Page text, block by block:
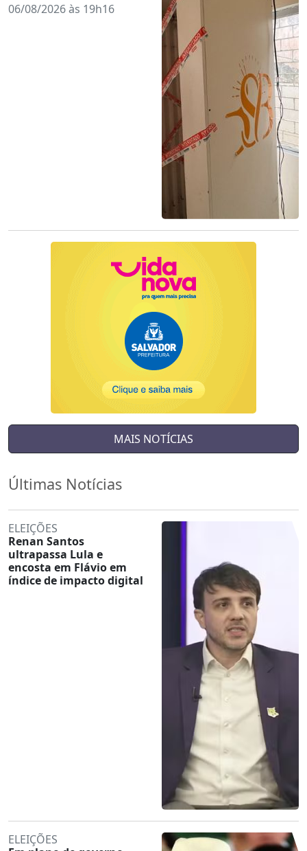
06/08/2026 às 19h16
MAIS NOTÍCIAS
Últimas Notícias
ELEIÇÕES
Renan Santos
ultrapassa Lula e
encosta em Flávio em
índice de impacto digital
ELEIÇÕES